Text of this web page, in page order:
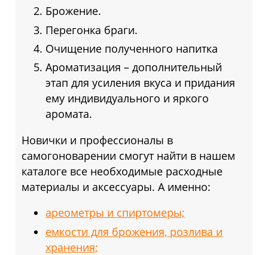
Брожение.
Перегонка браги.
Очищение полученного напитка
Ароматизация – дополнительный
этап для усиления вкуса и придания
ему индивидуального и яркого
аромата.
Новички и профессионалы в
самогоноварении смогут найти в нашем
каталоге все необходимые расходные
материалы и аксессуары. А именно:
ареометры и спиртомеры;
емкости для брожения, розлива и
хранения;